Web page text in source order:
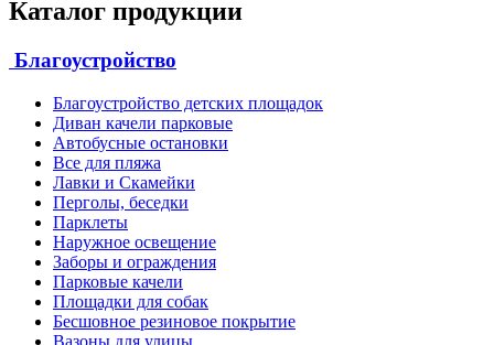
Каталог продукции
Благоустройство
Благоустройство детских площадок
Диван качели парковые
Автобусные остановки
Все для пляжа
Лавки и Скамейки
Перголы, беседки
Парклеты
Наружное освещение
Заборы и ограждения
Парковые качели
Площадки для собак
Бесшовное резиновое покрытие
Вазоны для улицы